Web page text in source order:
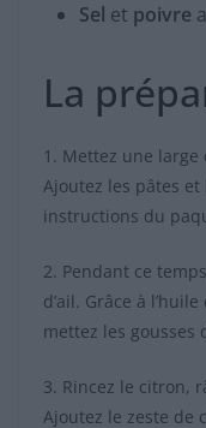
Sel et poivre
La
1. Mettez une large
Ajoutez les pâtes
instructions du
2. Pendant ce
d’ail. Grâce à
mettez les gousses
3. Rincez le citron,
Ajoutez le zeste de